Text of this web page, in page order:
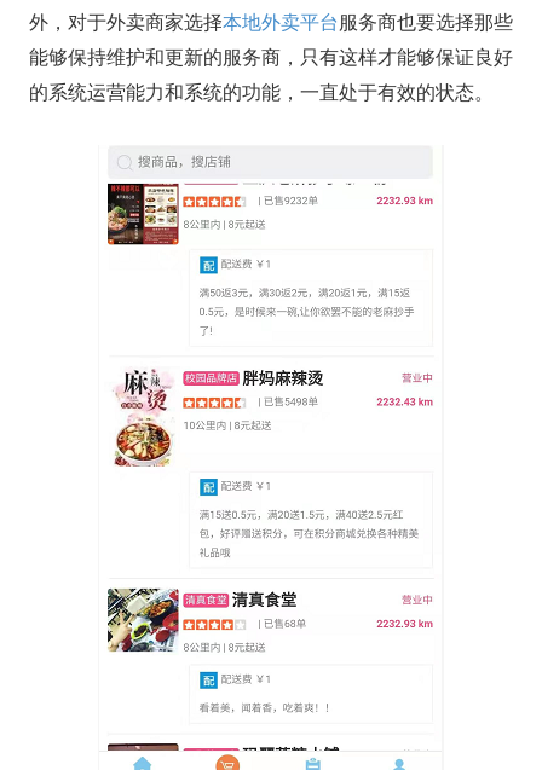
外，对于外卖商家选择本地外卖平台 服务商也要选择那些
能够保持维护和更新的服务商，只有这样才能够保证良好
的系统运营能力和系统的功能，一直处于有效的状态。